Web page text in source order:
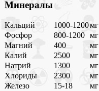
Минералы
Кальций 1000-1200мг
Фосфор
800-1200 мг
Магний
400
мг
Калий
2500
мг
Натрий
1300
мг
Хлориды
2300
мг
Железо
15-18
мг